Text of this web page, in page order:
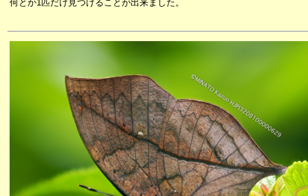
何とか1匹だけ見つけることが出来ました。